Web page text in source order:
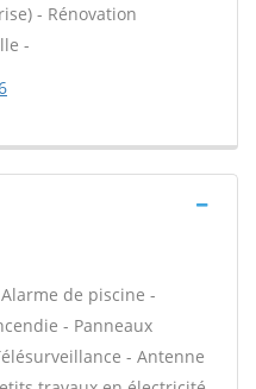
- Rénovation
-
de piscine -
- Panneaux
- Antenne